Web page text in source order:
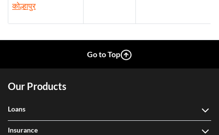
कोल्हापुर
Go to Top
Our Products
Loans
Insurance